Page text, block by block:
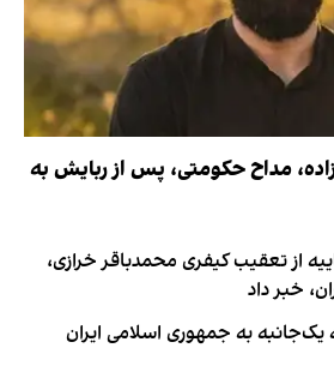
مداح حکومتی، پس از ربایش به
از تعقیب کیفری محمدباقر خرازی،
خبر داد
یک‌جانبه به جمهوری اسلامی ایران